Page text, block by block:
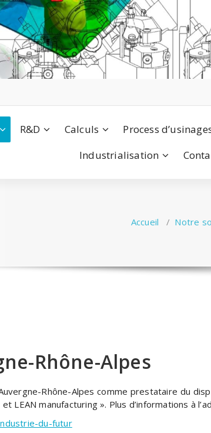
R&D Calculs
Process
Industrialisation
Accueil / Notre
Rhône-Alpes
Rhône-Alpes comme prestataire du
LEAN manufacturing ». Plus d’informations à
du-futur